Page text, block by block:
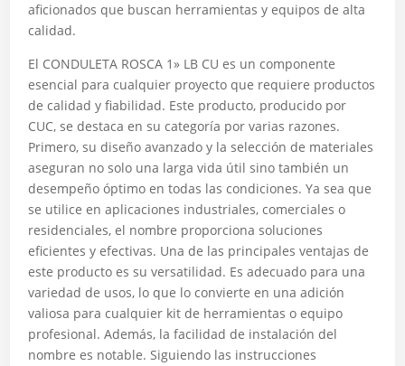
aficionados que buscan herramientas y equipos de alta
calidad.
El CONDULETA ROSCA 1» LB CU es un componente
esencial para cualquier proyecto que requiere productos
de calidad y fiabilidad. Este producto, producido por
CUC, se destaca en su categoría por varias razones.
Primero, su diseño avanzado y la selección de materiales
aseguran no solo una larga vida útil sino también un
desempeño óptimo en todas las condiciones. Ya sea que
se utilice en aplicaciones industriales, comerciales o
residenciales, el nombre proporciona soluciones
eficientes y efectivas. Una de las principales ventajas de
este producto es su versatilidad. Es adecuado para una
variedad de usos, lo que lo convierte en una adición
valiosa para cualquier kit de herramientas o equipo
profesional. Además, la facilidad de instalación del
nombre es notable. Siguiendo las instrucciones